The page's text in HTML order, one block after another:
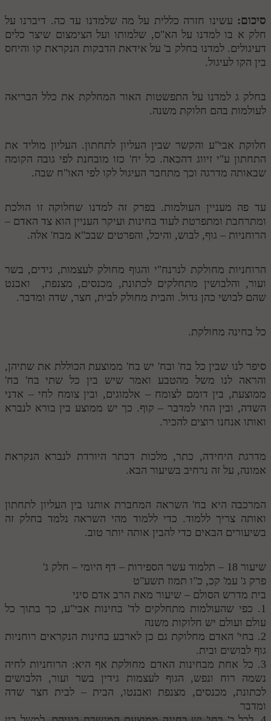
סיכום: עשינו חזרה כללית על מה שלמדנו עד כה. דיברנו על
חלק א בו למדנו על הא"ס, שלמותו ועל הצימצום שיצר כלים
דעיגולים. למדנו בחלק ב' על אידאת הדבקות הנקראת קו והיחס
בין הקו לעיגול.
בחלק ג למדנו על התפשטות האור המחלקת את כלל הבריאה
לעולמות בהם חלוקת משנה.
חלוקת אבי"ע והקשר שבין העליון לתחתון. העליון מוליד את
התחתון ע"י זיווג דהכאה. כל יח' כזו מובחנת לפי גובה הקומה
שבאותה מדרגה וכך מתחבר העיגול לקו לפי האו"ח שבה.
עד פה מעניין העולמות. בפרק זה למדנו שחלוקה זו הולכת
ומתרחבת ומתפרטת לעוד בחינות ועיקר העניין הוא צד האדם –
הרוחניות – גוף, לבוש, והיכל, והפרטים שבכ"א מבח' אלה.
הרוחניות מחולקת לנרנח"י והגוף מחולק לעצמות, גידים, בשר
ועור, והלבושין מתחלקים לכתונת, מכנסים, מצנפת, ואבנט
שהם לבושי כהן גדול. והבית מחולק לבית, חצר, שדה ומדבר.
כל בחינה מחולקת.
סיפר לנו שבין כל בח' ובח' יש בח' ממוצעת הכוללת את שתיהן,
והראה לנו משל מהטבע ואמר שיש בין כל שתי בח' בח'
ממוצעת, בין דומם לצומח – אלמוגים, ובין צומח לחי – אדני
השדה, ובין החי למדבר – קוף. כך יש ממוצע בין בורא לנברא
ואותו אנחנו רוצים להכיר.
מדרגת היחידה, כתר, מלכות דכתר היורדת לנברא הנקראת
אמונה, על זה נרחיב בשיעור הבא.
המרכבה היא בח' השראה המחברת אותנו בין העליון לתחתון
ואותה צריך ללמוד. כדי ללמוד מהי השראה נלמד בחלק זה
בשיעורים הבאים כדי להבין אותה יותר טוב.
שיעור 18 – תלמוד עשר הספירות – דף היומי – חלק ג'
פרק ג' עמ' קכ, כ"ו תמוז תשע"ט
בית מדרש הסולם – שיעור מאת הרב אדם סיני
1. כפי שהעולמות מתחלקים לד' בחינות אבי"ע, כך בתוך כל
עולם ועולם יש חלוקות משנה
2. בחי' האדם מחלוקת גם כן לארבע בחינות הנקראים רוחניות
גוף לבושים ובית.
3. כל אחת מבחינות האדם מחולקת אף היא: הרוחניות לחיה
נשמה רוח ונפש, הגוף לעצמות גידין בשר ועור, הלבושים
לכתונת, מכנסים, מצנפת ואבנטו, הבית – לבית חצר שדה
ומדבר